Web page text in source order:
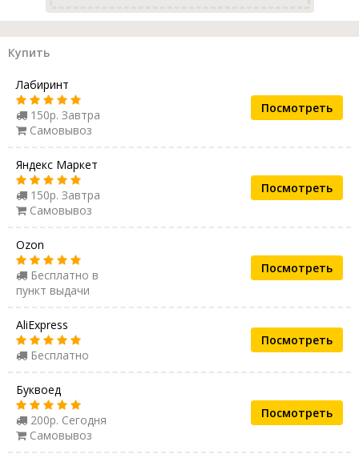
Купить
Лабиринт
150р. Завтра
Самовывоз
Посмотреть
Яндекс Маркет
150р. Завтра
Самовывоз
Посмотреть
Ozon
Бесплатно в
пункт выдачи
Посмотреть
AliExpress
Бесплатно
Посмотреть
Буквоед
200р. Сегодня
Самовывоз
Посмотреть